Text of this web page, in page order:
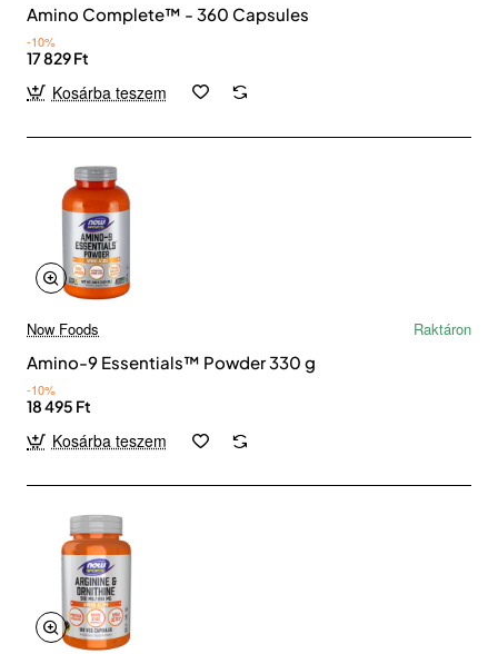
Amino Complete™ - 360 Capsules
-10%
17 829 Ft
Kosárba teszem
Now Foods
Raktáron
Amino-9 Essentials™ Powder 330 g
-10%
18 495 Ft
Kosárba teszem